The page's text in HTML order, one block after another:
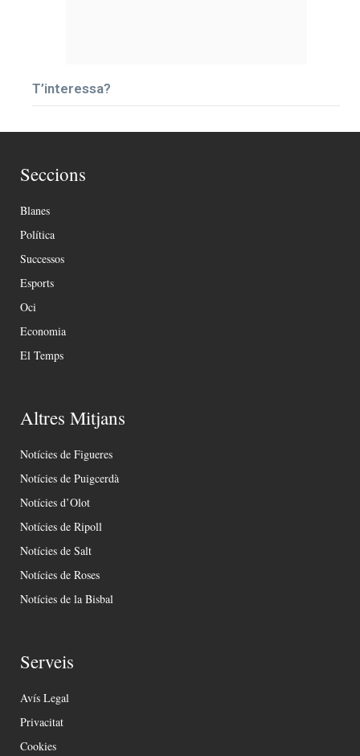
T’interessa?
Seccions
Blanes
Política
Successos
Esports
Oci
Economia
El Temps
Altres Mitjans
Notícies de Figueres
Notícies de Puigcerdà
Notícies d’Olot
Notícies de Ripoll
Notícies de Salt
Notícies de Roses
Notícies de la Bisbal
Serveis
Avís Legal
Privacitat
Cookies